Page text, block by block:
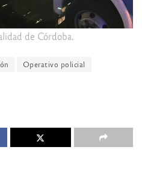
de Córdoba.
Operativo policial